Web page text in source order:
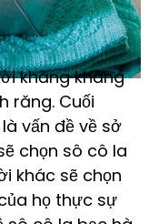
khăng khăng
răng. Cuối
vấn đề về sở
chọn sô cô la
khác sẽ chọn
họ thực sự